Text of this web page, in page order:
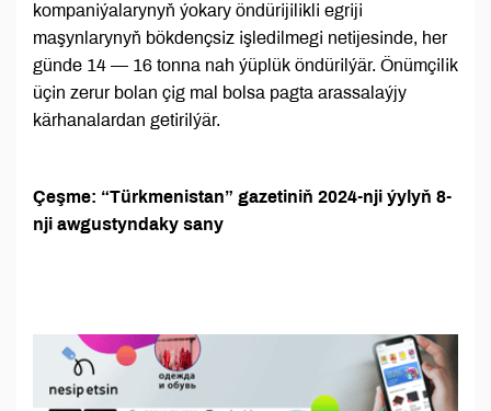
kompaniýalarynyň ýokary öndürijilikli egriji
maşynlarynyň bökdençsiz işledilmegi netijesinde, her
günde 14 — 16 tonna nah ýüplük öndürilýär. Önümçilik
üçin zerur bolan çig mal bolsa pagta arassalaýjy
kärhanalardan getirilýär.
Çeşme: “Türkmenistan” gazetiniň 2024-nji ýylyň 8-
nji awgustyndaky sany